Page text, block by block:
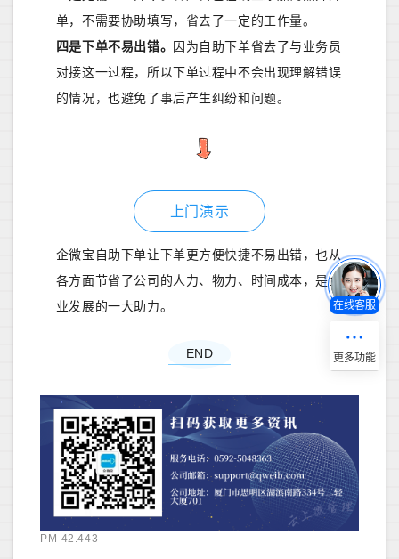
单，不需要协助填写，省去了一定的工作量。
四是下单不易出错。
因为自助下单省去了与业务员
对接这一过程，所以下单过程中不会出现理解错误
的情况，也避免了事后产生纠纷和问题。
上门演示
企微宝自助下单让下单更方便快捷不易出错，也从
各方面节省了公司的人力、物力、时间成本，是企
业发展的一大助力。
END
PM-42.443
在线客服